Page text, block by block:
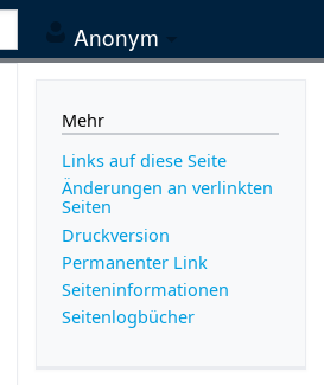
Anonym
Mehr
Links auf diese Seite
Änderungen an verlinkten
Seiten
Druckversion
Permanenter Link
Seiten­­informationen
Seitenlogbücher